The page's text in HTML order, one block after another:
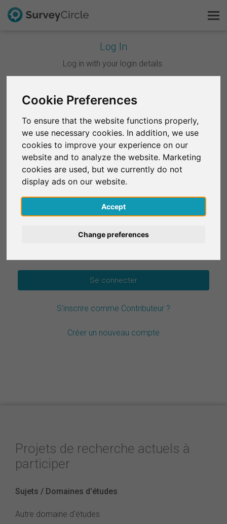
Cookie Preferences
To ensure that the website functions properly,
we use necessary cookies. In addition, we use
cookies to improve your experience on our
website and to analyze the website. Marketing
cookies are used, but we currently do not
display ads on our website.
Accept
Change preferences
Log In
Log in with your login details.
Continuer avec Google
Continuer avec Facebook
OU
E-mail*
Mot de passe*
S'inscrire comme Contributeur ?
Créer un nouveau compte
Projets de recherche actuels à
participer
Sujets / Domaines d'études
Autre domaine d'études
C'est SurveyCircle
FAQ
S'inscrire gratuitement
S'inscrire
English
Deutsch
Español
Italiano